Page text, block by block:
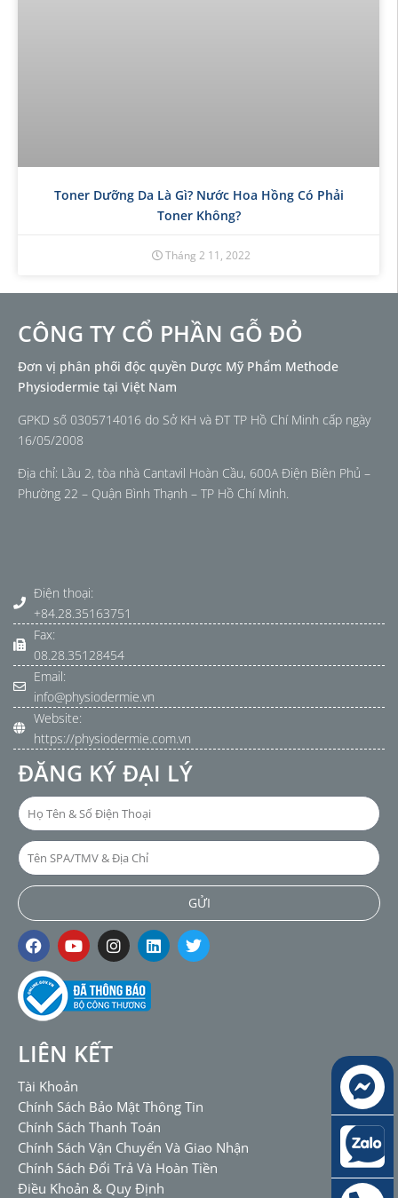
Toner Dưỡng Da Là Gì? Nước Hoa Hồng Có Phải
Toner Không?
Tháng 2 11, 2022
CÔNG TY CỔ PHẦN GỖ ĐỎ
Đơn vị phân phối độc quyền Dược Mỹ Phẩm Methode
Physiodermie tại Việt Nam
GPKD số 0305714016 do Sở KH và ĐT TP Hồ Chí Minh cấp ngày
16/05/2008
Địa chỉ: Lầu 2, tòa nhà Cantavil Hoàn Cầu, 600A Điện Biên Phủ –
Phường 22 – Quận Bình Thạnh – TP Hồ Chí Minh.
Điện thoại:
+84.28.35163751
Fax:
08.28.35128454
Email:
info@physiodermie.vn
Website:
https://physiodermie.com.vn
ĐĂNG KÝ ĐẠI LÝ
Họ
Tên
&
Số
Điện
Thoại
Tên
SPA/TMV
&
Địa
Chỉ
GỬI
F
a
c
e
b
o
o
k
Y
o
u
t
u
b
I
n
s
t
a
g
m
L
i
n
T
w
i
LIÊN KẾT
Tài Khoản
Chính Sách Bảo Mật Thông Tin
Chính Sách Thanh Toán
Chính Sách Vận Chuyển Và Giao Nhận
Chính Sách Đổi Trả Và Hoàn Tiền
Điều Khoản & Quy Định